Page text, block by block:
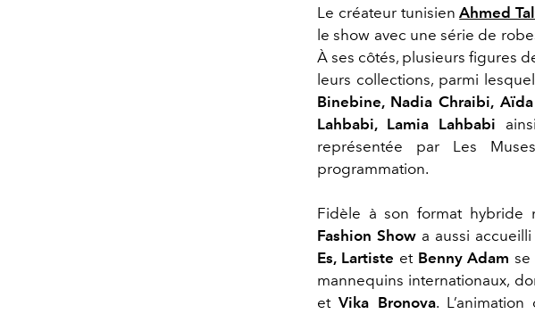
Le créateur tunisienAhmed
le show avec une série de
À ses côtés, plusieurs figures
leurs collections, parmi
Binebine, Nadia Chraibi,
Lahbabi, Lamia Lahbabi
représentée par Les
programmation.
Fidèle à son format hybride
Fashion Show a aussi
Es, Lartiste et Benny Adam se
mannequins internationaux,
etVika Bronova.